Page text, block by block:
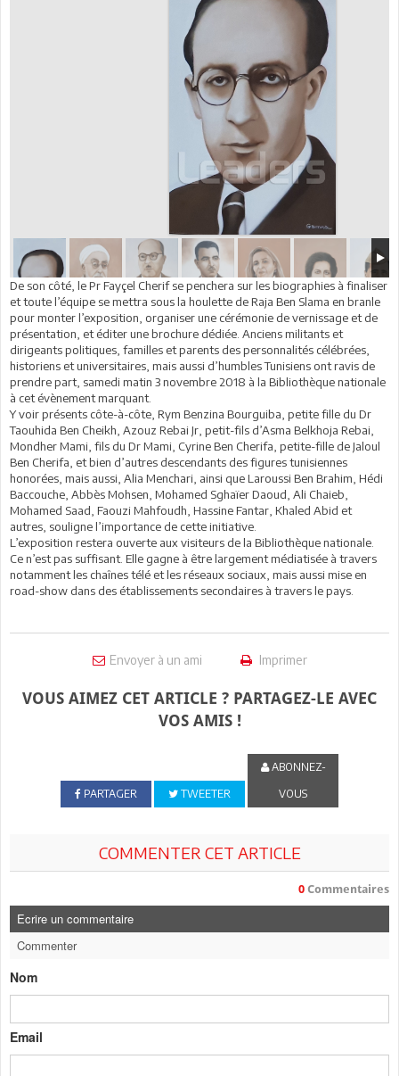
De son côté, le Pr Fayçel Cherif se penchera sur les biographies à finaliser
et toute l’équipe se mettra sous la houlette de Raja Ben Slama en branle
pour monter l’exposition, organiser une cérémonie de vernissage et de
présentation, et éditer une brochure dédiée. Anciens militants et
dirigeants politiques, familles et parents des personnalités célébrées,
historiens et universitaires, mais aussi d’humbles Tunisiens ont ravis de
prendre part, samedi matin 3 novembre 2018 à la Bibliothèque nationale
à cet évènement marquant.
Y voir présents côte-à-côte, Rym Benzina Bourguiba, petite fille du Dr
Taouhida Ben Cheikh, Azouz Rebai Jr, petit-fils d’Asma Belkhoja Rebai,
Mondher Mami, fils du Dr Mami, Cyrine Ben Cherifa, petite-fille de Jaloul
Ben Cherifa, et bien d’autres descendants des figures tunisiennes
honorées, mais aussi, Alia Menchari, ainsi que Laroussi Ben Brahim, Hédi
Baccouche, Abbès Mohsen, Mohamed Sghaïer Daoud, Ali Chaieb,
Mohamed Saad, Faouzi Mahfoudh, Hassine Fantar, Khaled Abid et
autres, souligne l’importance de cette initiative.
L’exposition restera ouverte aux visiteurs de la Bibliothèque nationale.
Ce n’est pas suffisant. Elle gagne à être largement médiatisée à travers
notamment les chaînes télé et les réseaux sociaux, mais aussi mise en
road-show dans des établissements secondaires à travers le pays.
Envoyer à un ami Imprimer
VOUS AIMEZ CET ARTICLE ? PARTAGEZ-LE AVEC
VOS AMIS !
PARTAGER TWEETER
ABONNEZ-
VOUS
COMMENTER CET ARTICLE
0 Commentaires
Ecrire un commentaire
Commenter
Nom
Email